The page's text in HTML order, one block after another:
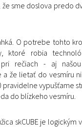
že sme doslova predo
O potrebe tohto
ktoré robia
rečiach - aj
že lietať do vesmíru
pravidelne vypušťame
do blízkeho vesmíru.
skCUBE je logickým